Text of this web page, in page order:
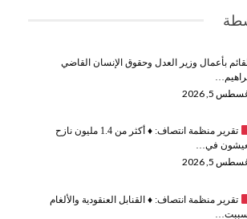
بأعمال وزير العدل وحقوق الإنسان القاضي
5, 2026
تقرير منظمة انتصاف: ♦️
أكثر من 1.4 مليون نازح
في…
5, 2026
تقرير منظمة انتصاف: ♦️القنابل العنقودية والألغام